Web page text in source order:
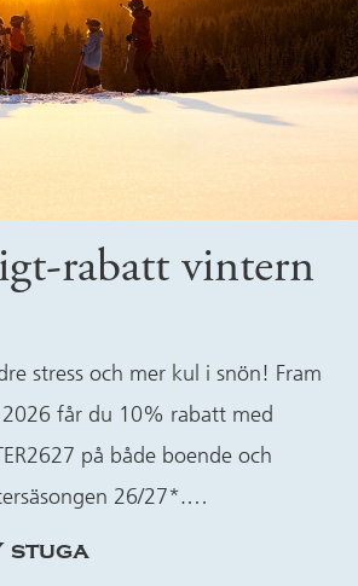
rabatt vintern
stress och mer kul i snön! Fram
får du 10% rabatt med
på både boende och
26/27*.…
stuga